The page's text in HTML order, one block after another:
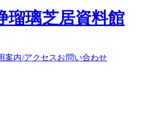
瑠璃芝居資料館
案内/アクセスお問い合わせ